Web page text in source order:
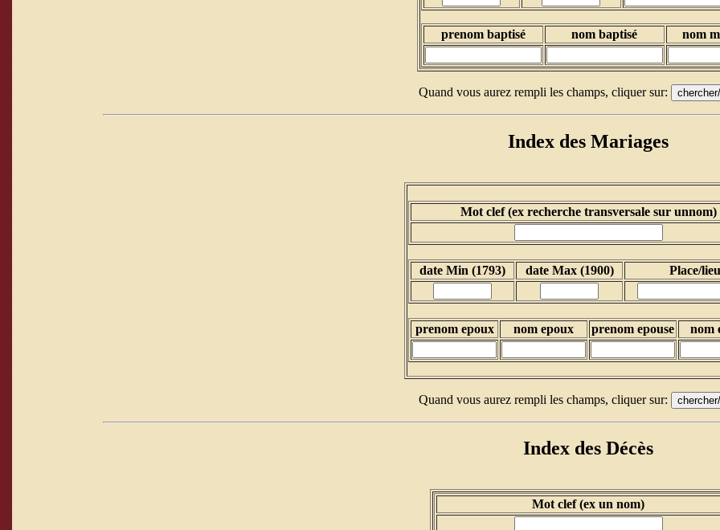
prenom baptisé nom baptisé nom
Quand vous aurez rempli les champs, cliquer sur:
Index des Mariages
Mot clef (ex recherche transversale sur unnom)
date Min (1793) date Max (1900) Place/lieu
prenom epoux nom epoux prenom epouse nom
Quand vous aurez rempli les champs, cliquer sur:
Index des Décès
Mot clef (ex un nom)